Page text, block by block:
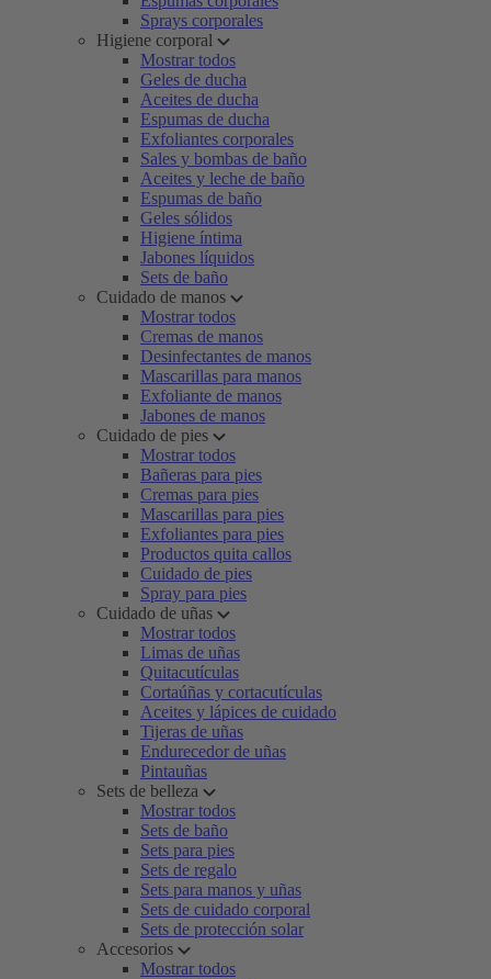
Sprays corporales
Higiene corporal
Mostrar todos
Geles de ducha
Aceites de ducha
Espumas de ducha
Exfoliantes corporales
Sales y bombas de baño
Aceites y leche de baño
Espumas de baño
Geles sólidos
Higiene íntima
Jabones líquidos
Sets de baño
Cuidado de manos
Mostrar todos
Cremas de manos
Desinfectantes de manos
Mascarillas para manos
Exfoliante de manos
Jabones de manos
Cuidado de pies
Mostrar todos
Bañeras para pies
Cremas para pies
Mascarillas para pies
Exfoliantes para pies
Productos quita callos
Cuidado de pies
Spray para pies
Cuidado de uñas
Mostrar todos
Limas de uñas
Quitacutículas
Cortaúñas y cortacutículas
Aceites y lápices de cuidado
Tijeras de uñas
Endurecedor de uñas
Pintauñas
Sets de belleza
Mostrar todos
Sets de baño
Sets para pies
Sets de regalo
Sets para manos y uñas
Sets de cuidado corporal
Sets de protección solar
Accesorios
Mostrar todos